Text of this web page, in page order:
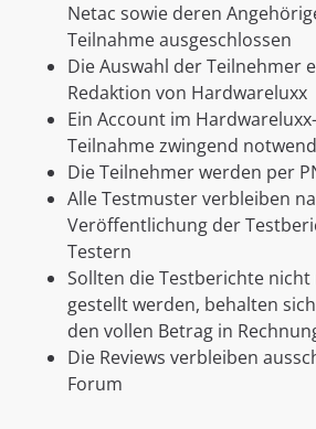
Netac sowie deren
Teilnahme ausgeschlossen
Die Auswahl der Teilnehmer
Redaktion von Hardwareluxx
Ein Account im
Teilnahme zwingend
Die Teilnehmer werden per
Alle Testmuster verbleiben
Veröffentlichung der
Testern
Sollten die Testberichte
gestellt werden, behalten
den vollen Betrag in
Die Reviews verbleiben
Forum